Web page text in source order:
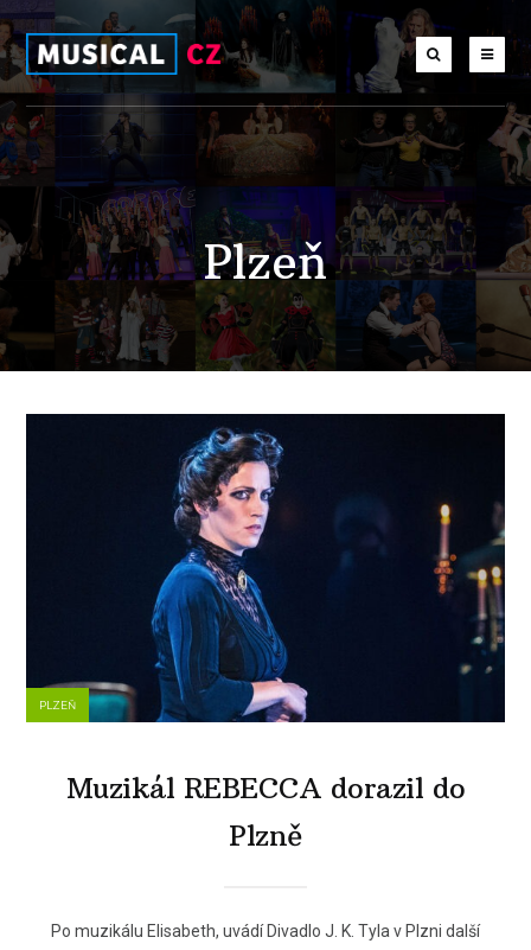
Plzeň
PLZEŇ
Muzikál REBECCA dorazil do
Plzně
Po muzikálu Elisabeth, uvádí Divadlo J. K. Tyla v Plzni další